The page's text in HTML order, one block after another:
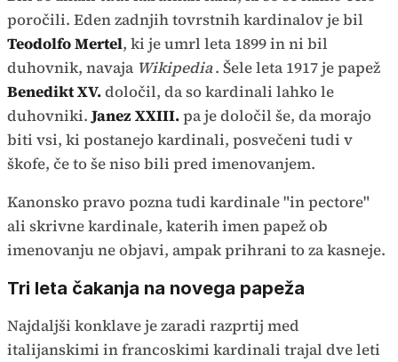
poročili. Eden zadnjih tovrstnih kardinalov je bil
Teodolfo Mertel, ki je umrl leta 1899 in ni bil
duhovnik, navaja Wikipedia. Šele leta 1917 je papež
Benedikt XV.določil, da so kardinali lahko le
duhovniki.Janez XXIII.pa je določil še, da morajo
biti vsi, ki postanejo kardinali, posvečeni tudi v
škofe, če to še niso bili pred imenovanjem.
Kanonsko pravo pozna tudi kardinale "in pectore"
ali skrivne kardinale, katerih imen papež ob
imenovanju ne objavi, ampak prihrani to za kasneje.
Tri leta čakanja na novega papeža
Najdaljši konklave je zaradi razprtij med
italijanskimi in francoskimi kardinali trajal dve leti